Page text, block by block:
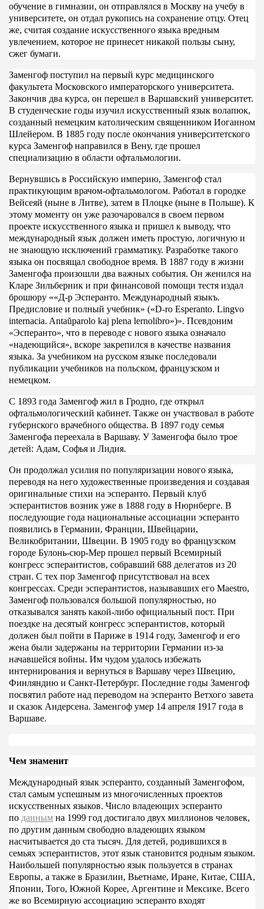
обучение в гимназии, он отправлялся в Москву на учебу в
университете, он отдал рукопись на сохранение отцу. Отец
же, считая создание искусственного языка вредным
увлечением, которое не принесет никакой пользы сыну,
сжег бумаги.
Заменгоф поступил на первый курс медицинского
факультета Московского императорского университета.
Закончив два курса, он перешел в Варшавский университет.
В студенческие годы изучил искусственный язык волапюк,
созданный немецким католическим священником Иоганном
Шлейером. В 1885 году после окончания университетского
курса Заменгоф направился в Вену, где прошел
специализацию в области офтальмологии.
Вернувшись в Российскую империю, Заменгоф стал
практикующим врачом-офтальмологом. Работал в городке
Вейсеяй (ныне в Литве), затем в Плоцке (ныне в Польше). К
этому моменту он уже разочаровался в своем первом
проекте искусственного языка и пришел к выводу, что
международный язык должен иметь простую, логичную и
не знающую исключений грамматику. Разработке такого
языка он посвящал свободное время. В 1887 году в жизни
Заменгофа произошли два важных события. Он женился на
Кларе Зильберник и при финансовой помощи тестя издал
брошюру ««Д-р Эсперанто. Международный языкъ.
Предисловие и полный учебник» («D-ro Esperanto. Lingvo
internacia. Antaŭparolo kaj plena lernolibro»)». Псевдоним
«Эсперанто», что в переводе с нового языка означало
«надеющийся», вскоре закрепился в качестве названия
языка. За учебником на русском языке последовали
публикации учебников на польском, французском и
немецком.
С 1893 года Заменгоф жил в Гродно, где открыл
офтальмологический кабинет. Также он участвовал в работе
губернского врачебного общества. В 1897 году семья
Заменгофа переехала в Варшаву. У Заменгофа было трое
детей: Адам, Софья и Лидия.
Он продолжал усилия по популяризации нового языка,
переводя на него художественные произведения и создавая
оригинальные стихи на эсперанто. Первый клуб
эсперантистов возник уже в 1888 году в Нюрнберге. В
последующие года национальные ассоциации эсперанто
появились в Германии, Франции, Швейцарии,
Великобритании, Швеции. В 1905 году во французском
городе Булонь-сюр-Мер прошел первый Всемирный
конгресс эсперантистов, собравший 688 делегатов из 20
стран. С тех пор Заменгоф присутствовал на всех
конгрессах. Среди эсперантистов, называвших его Maestro,
Заменгоф пользовался большой популярностью, но
отказывался занять какой-либо официальный пост. При
поездке на десятый конгресс эсперантистов, который
должен был пойти в Париже в 1914 году, Заменгоф и его
жена были задержаны на территории Германии из-за
начавшейся войны. Им чудом удалось избежать
интернирования и вернуться в Варшаву через Швецию,
Финляндию и Санкт-Петербург. Последние годы Заменгоф
посвятил работе над переводом на эсперанто Ветхого завета
и сказок Андерсена. Заменгоф умер 14 апреля 1917 года в
Варшаве.
Чем знаменит
Международный язык эсперанто, созданный Заменгофом,
стал самым успешным из многочисленных проектов
искусственных языков. Число владеющих эсперанто
по данным на 1999 год достигало двух миллионов человек,
по другим данным свободно владеющих языком
насчитывается до ста тысяч. Для детей, родившихся в
семьях эсперантистов, этот язык становится родным языком.
Наибольшей популярностью язык пользуется в странах
Европы, а также в Бразилии, Вьетнаме, Иране, Китае, США,
Японии, Того, Южной Корее, Аргентине и Мексике. Всего
же во Всемирную ассоциацию эсперанто входят